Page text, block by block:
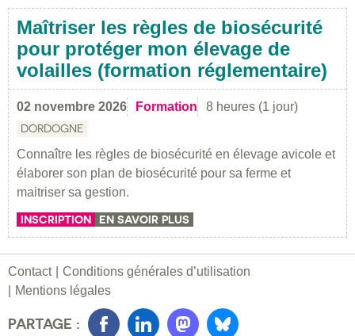
Maîtriser les règles de biosécurité
pour protéger mon élevage de
volailles (formation réglementaire)
02 novembre 2026 Formation 8 heures (1 jour)
DORDOGNE
Connaître les règles de biosécurité en élevage avicole et
élaborer son plan de biosécurité pour sa ferme et
maitriser sa gestion.
INSCRIPTION EN SAVOIR PLUS
Contact
Conditions générales d’utilisation
Mentions légales
PARTAGE :
FacebookLinkedInMastondon
Bluesky